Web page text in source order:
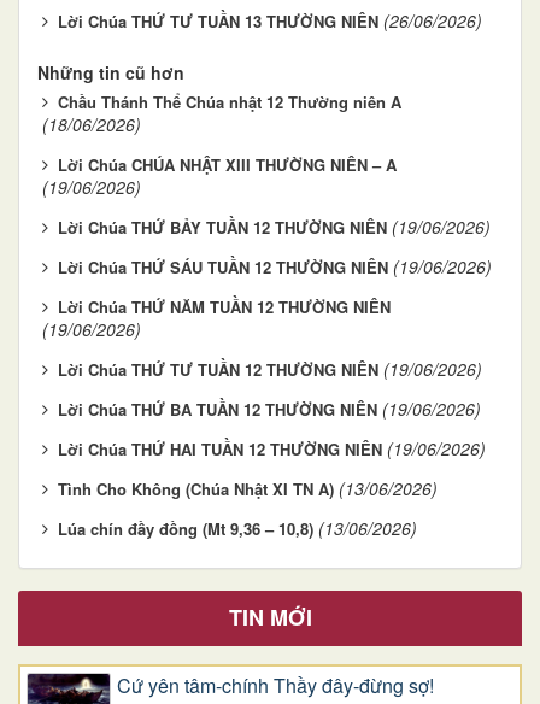
Lời Chúa THỨ TƯ TUẦN 13 THƯỜNG NIÊN (26/06/2026)
Những tin cũ hơn
Chầu Thánh Thể Chúa nhật 12 Thường niên A
(18/06/2026)
Lời Chúa CHÚA NHẬT XIII THƯỜNG NIÊN – A
(19/06/2026)
Lời Chúa THỨ BẢY TUẦN 12 THƯỜNG NIÊN (19/06/2026)
Lời Chúa THỨ SÁU TUẦN 12 THƯỜNG NIÊN (19/06/2026)
Lời Chúa THỨ NĂM TUẦN 12 THƯỜNG NIÊN
(19/06/2026)
Lời Chúa THỨ TƯ TUẦN 12 THƯỜNG NIÊN (19/06/2026)
Lời Chúa THỨ BA TUẦN 12 THƯỜNG NIÊN (19/06/2026)
Lời Chúa THỨ HAI TUẦN 12 THƯỜNG NIÊN (19/06/2026)
Tình Cho Không (Chúa Nhật XI TN A) (13/06/2026)
Lúa chín đầy đồng (Mt 9,36 – 10,8) (13/06/2026)
TIN MỚI
Cứ yên tâm-chính Thầy đây-đừng sợ!